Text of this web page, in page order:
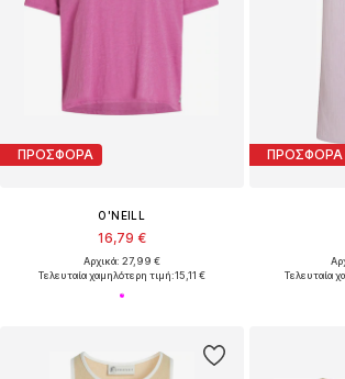
ΠΡΟΣΦΟΡΑ
O'NEILL
16,79 €
Αρχικά: 27,99 €
Τελευταία χαμηλότερη τιμή:15,11 €
ΠΡΟΣΦΟΡΑ
Τελευταία